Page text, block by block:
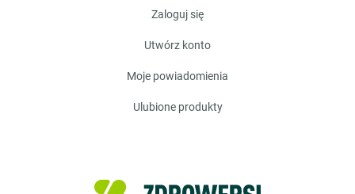
zaloguj się
utwórz konto
moje powiadomienia
ulubione produkty